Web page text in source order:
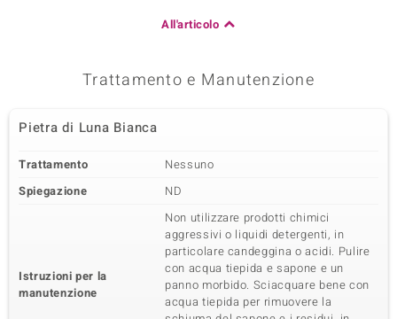
All'articolo
Trattamento e Manutenzione
Pietra di Luna Bianca
Trattamento
Nessuno
Spiegazione
ND
Istruzioni per la
manutenzione
Non utilizzare prodotti chimici
aggressivi o liquidi detergenti, in
particolare candeggina o acidi. Pulire
con acqua tiepida e sapone e un
panno morbido. Sciacquare bene con
acqua tiepida per rimuovere la